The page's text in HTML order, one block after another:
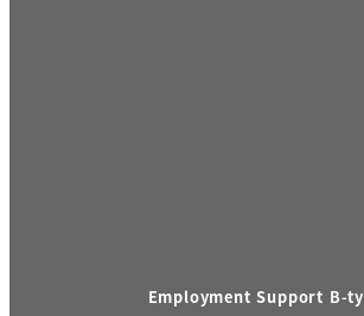
Employment Support B-